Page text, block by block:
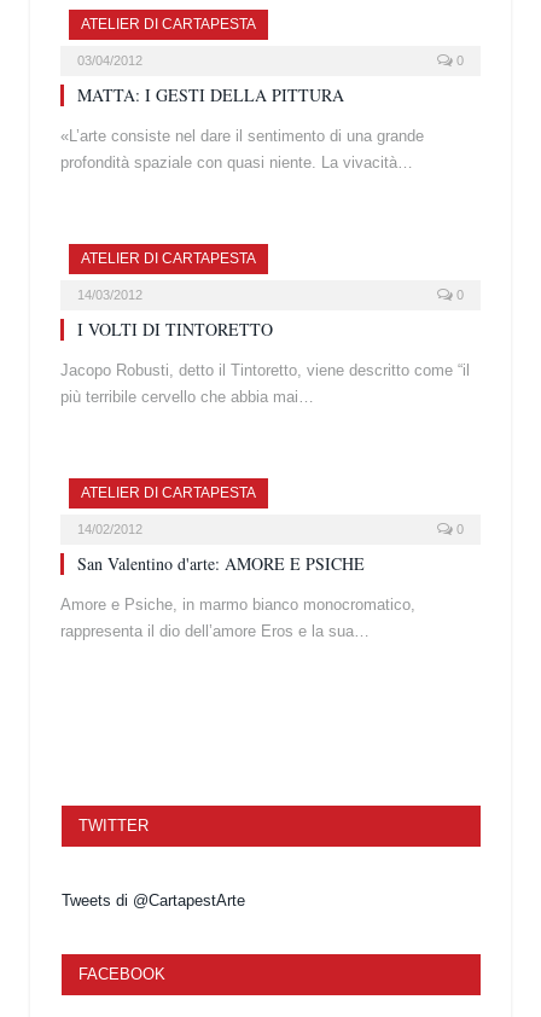
ATELIER DI CARTAPESTA
03/04/2012 0
MATTA: I GESTI DELLA PITTURA
«L’arte consiste nel dare il sentimento di una grande
profondità spaziale con quasi niente. La vivacità…
ATELIER DI CARTAPESTA
14/03/2012 0
I VOLTI DI TINTORETTO
Jacopo Robusti, detto il Tintoretto, viene descritto come “il
più terribile cervello che abbia mai…
ATELIER DI CARTAPESTA
14/02/2012 0
San Valentino d'arte: AMORE E PSICHE
Amore e Psiche, in marmo bianco monocromatico,
rappresenta il dio dell’amore Eros e la sua…
TWITTER
Tweets di @CartapestArte
FACEBOOK